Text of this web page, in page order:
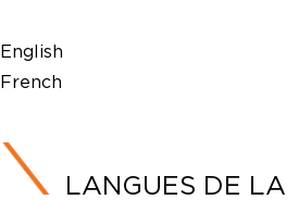
English
French
LANGUES DE LA